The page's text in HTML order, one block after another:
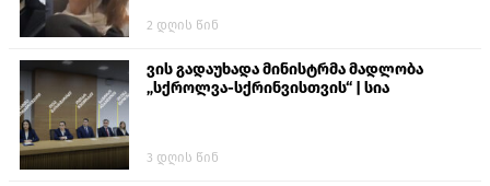
2 დღის წინ
ვის გადაუხადა მინისტრმა მადლობა
„სქროლვა-სქრინვისთვის“ | სია
3 დღის წინ